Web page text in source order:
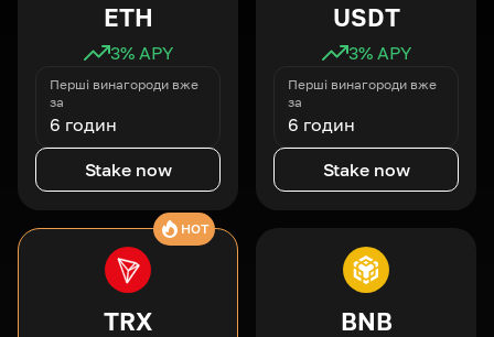
ETH
3% APY
Перші винагороди вже
за
6 годин
Stake now
USDT
3% APY
Перші винагороди вже
за
6 годин
Stake now
HOT
TRX BNB